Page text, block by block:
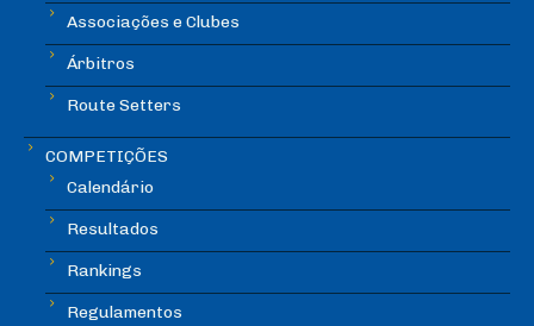
Associações e Clubes
Árbitros
Route Setters
COMPETIÇÕES
Calendário
Resultados
Rankings
Regulamentos